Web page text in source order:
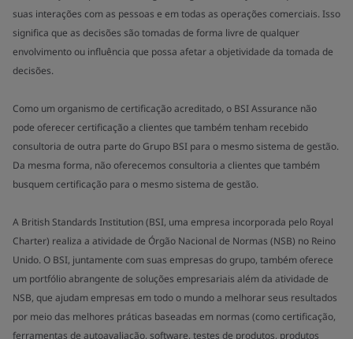
suas interações com as pessoas e em todas as operações comerciais. Isso
significa que as decisões são tomadas de forma livre de qualquer
envolvimento ou influência que possa afetar a objetividade da tomada de
decisões.
Como um organismo de certificação acreditado, o BSI Assurance não
pode oferecer certificação a clientes que também tenham recebido
consultoria de outra parte do Grupo BSI para o mesmo sistema de gestão.
Da mesma forma, não oferecemos consultoria a clientes que também
busquem certificação para o mesmo sistema de gestão.
A British Standards Institution (BSI, uma empresa incorporada pelo Royal
Charter) realiza a atividade de Órgão Nacional de Normas (NSB) no Reino
Unido. O BSI, juntamente com suas empresas do grupo, também oferece
um portfólio abrangente de soluções empresariais além da atividade de
NSB, que ajudam empresas em todo o mundo a melhorar seus resultados
por meio das melhores práticas baseadas em normas (como certificação,
ferramentas de autoavaliação, software, testes de produtos, produtos